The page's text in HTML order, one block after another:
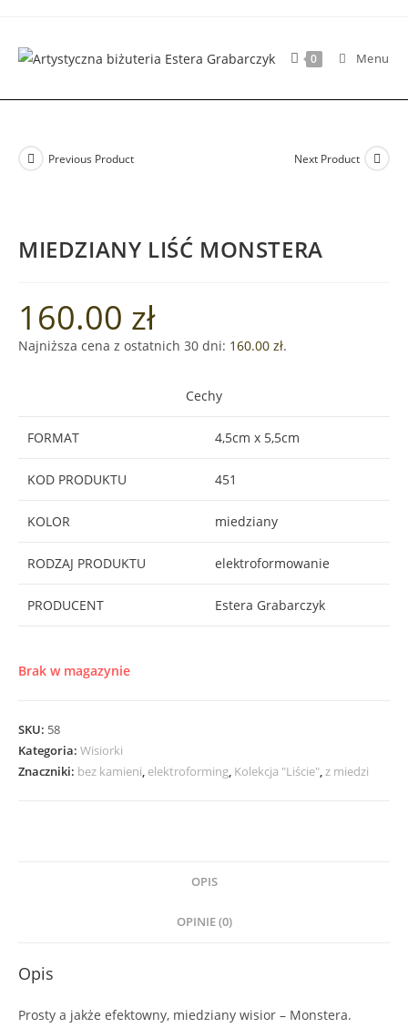
content
0 Menu
Previous Product Next Product
MIEDZIANY LIŚĆ MONSTERA
160.00 zł
Najniższa cena z ostatnich 30 dni: 160.00 zł.
Cechy
FORMAT 4,5cm x 5,5cm
KOD PRODUKTU 451
KOLOR miedziany
RODZAJ PRODUKTU elektroformowanie
PRODUCENT Estera Grabarczyk
Brak w magazynie
SKU: 58
Kategoria: Wisiorki
Znaczniki: bez kamieni, elektroforming, Kolekcja "Liście",z miedzi
OPIS
OPINIE (0)
Opis
Prosty a jakże efektowny, miedziany wisior – Monstera.